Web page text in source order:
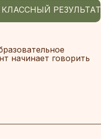
начинает говорить
РЕЗУЛЬТАТ